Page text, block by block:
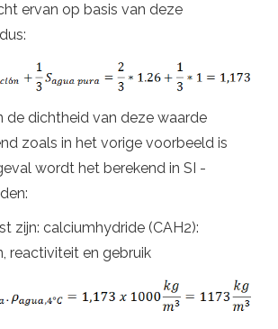
ervan op basis van deze
de dichtheid van deze waarde
zoals in het vorige voorbeeld is
wordt het berekend in SI -
zijn: calciumhydride (CAH2):
reactiviteit en gebruik